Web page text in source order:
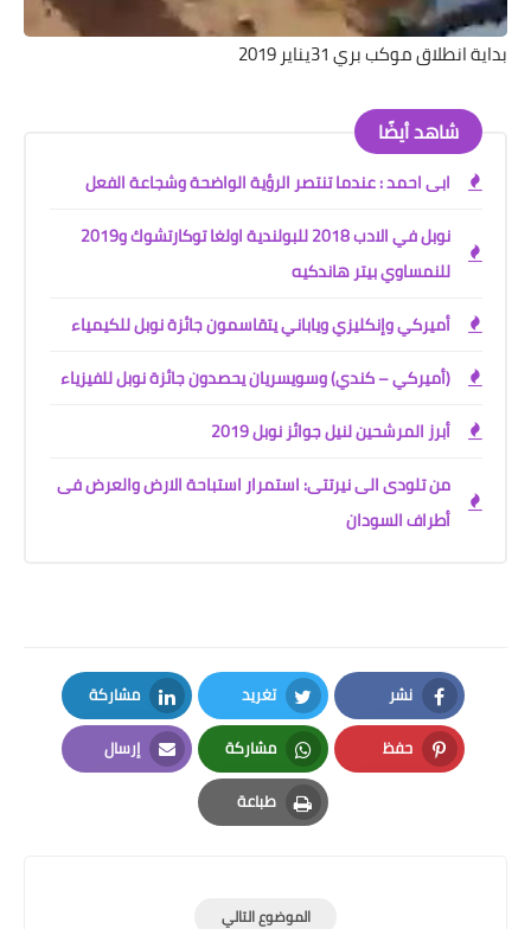
منوعات
بداية انطلاق موكب بري 31يناير 2019
شاهد أيضًا
ابى احمد : عندما تنتصر الرؤية الواضحة وشجاعة الفعل
نوبل في الادب 2018 للبولندية اولغا توكارتشوك و2019
للنمساوي بيتر هاندكيه
أميركي وإنكليزي وياباني يتقاسمون جائزة نوبل للكيمياء
(أميركي – كندي) وسويسريان يحصدون جائزة نوبل للفيزياء
أبرز المرشحين لنيل جوائز نوبل 2019
من تلودى الى نيرتتى: استمرار استباحة الارض والعرض فى
أطراف السودان
نشر
Facebook
تغريد
Twitter
مشاركة
LinkedIn
حفظ
Pinterest
مشاركة
Whatsapp
إرسال
Email
طباعة
Print
الموضوع التالي